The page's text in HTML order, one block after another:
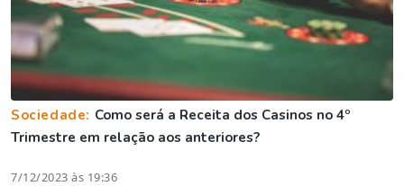
Sociedade: Como será a Receita dos Casinos no 4º
Trimestre em relação aos anteriores?
7/12/2023 às 19:36